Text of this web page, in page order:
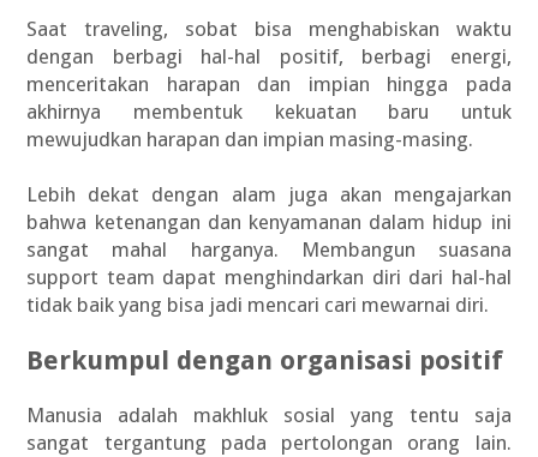
Saat traveling, sobat bisa menghabiskan waktu
dengan berbagi hal-hal positif, berbagi energi,
menceritakan harapan dan impian hingga pada
akhirnya membentuk kekuatan baru untuk
mewujudkan harapan dan impian masing-masing.
Lebih dekat dengan alam juga akan mengajarkan
bahwa ketenangan dan kenyamanan dalam hidup ini
sangat mahal harganya. Membangun suasana
support team dapat menghindarkan diri dari hal-hal
tidak baik yang bisa jadi mencari cari mewarnai diri.
Berkumpul dengan organisasi positif
Manusia adalah makhluk sosial yang tentu saja
sangat tergantung pada pertolongan orang lain.